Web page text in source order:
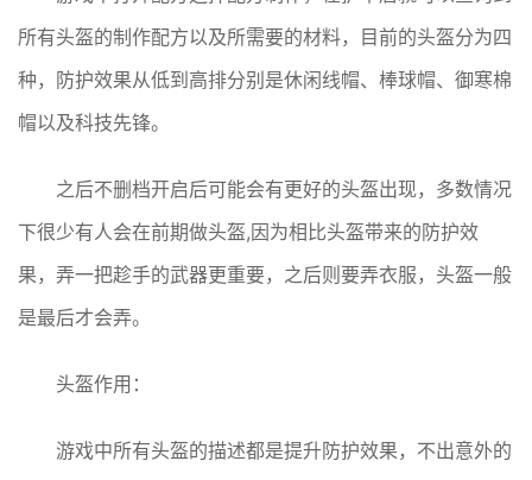
所有头盔的制作配方以及所需要的材料，目前的头盔分为四
种，防护效果从低到高排分别是休闲线帽、棒球帽、御寒棉
帽以及科技先锋。
之后不删档开启后可能会有更好的头盔出现，多数情况
下很少有人会在前期做头盔,因为相比头盔带来的防护效
果，弄一把趁手的武器更重要，之后则要弄衣服，头盔一般
是最后才会弄。
头盔作用：
游戏中所有头盔的描述都是提升防护效果，不出意外的